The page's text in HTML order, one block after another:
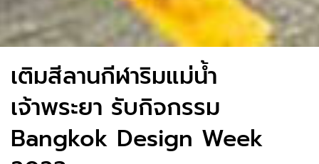
เติมสีลานกีฬาริมแม่น้ำ
เจ้าพระยา รับกิจกรรม
Bangkok Design Week